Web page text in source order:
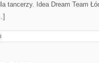
tancerzy. Idea Dream Team